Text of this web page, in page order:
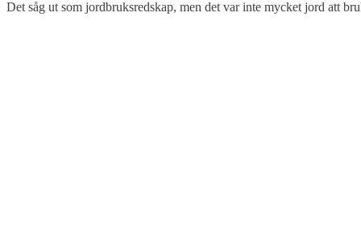
Det såg ut som jordbruksredskap, men det var inte mycket jord att